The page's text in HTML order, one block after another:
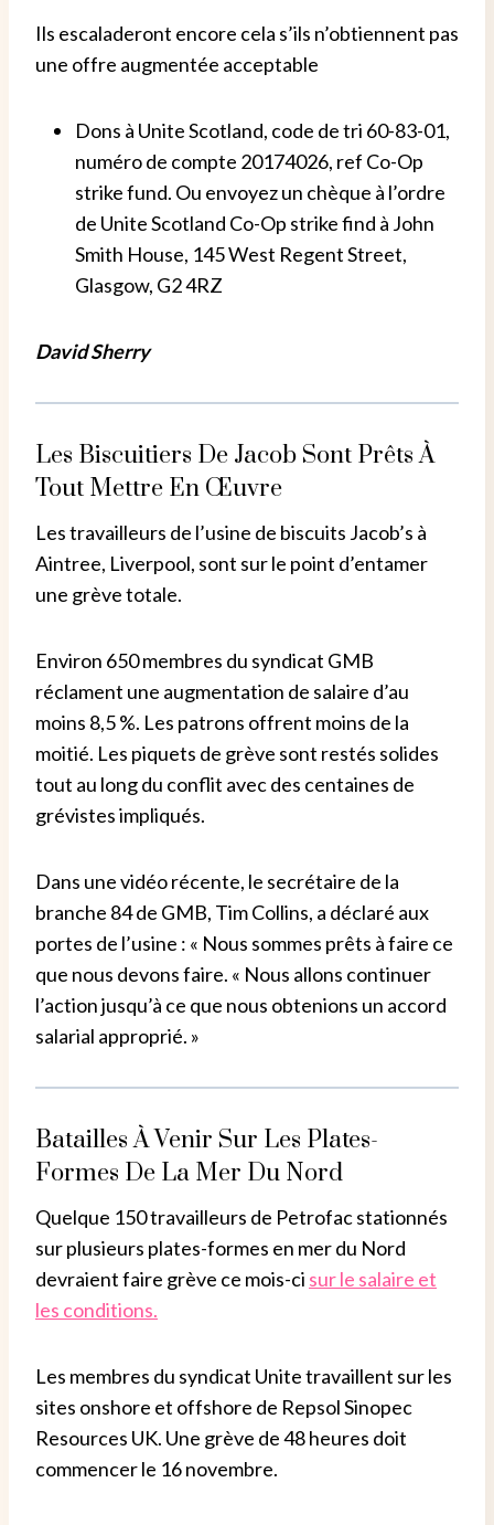
Ils escaladeront encore cela s’ils n’obtiennent pas
une offre augmentée acceptable
Dons à Unite Scotland, code de tri 60-83-01,
numéro de compte 20174026, ref Co-Op
strike fund. Ou envoyez un chèque à l’ordre
de Unite Scotland Co-Op strike find à John
Smith House, 145 West Regent Street,
Glasgow, G2 4RZ
David Sherry
Les Biscuitiers De Jacob Sont Prêts À
Tout Mettre En Œuvre
Les travailleurs de l’usine de biscuits Jacob’s à
Aintree, Liverpool, sont sur le point d’entamer
une grève totale.
Environ 650 membres du syndicat GMB
réclament une augmentation de salaire d’au
moins 8,5 %. Les patrons offrent moins de la
moitié. Les piquets de grève sont restés solides
tout au long du conflit avec des centaines de
grévistes impliqués.
Dans une vidéo récente, le secrétaire de la
branche 84 de GMB, Tim Collins, a déclaré aux
portes de l’usine : « Nous sommes prêts à faire ce
que nous devons faire. « Nous allons continuer
l’action jusqu’à ce que nous obtenions un accord
salarial approprié. »
Batailles À Venir Sur Les Plates-
Formes De La Mer Du Nord
Quelque 150 travailleurs de Petrofac stationnés
sur plusieurs plates-formes en mer du Nord
devraient faire grève ce mois-ci sur le salaire et
les conditions.
Les membres du syndicat Unite travaillent sur les
sites onshore et offshore de Repsol Sinopec
Resources UK. Une grève de 48 heures doit
commencer le 16 novembre.